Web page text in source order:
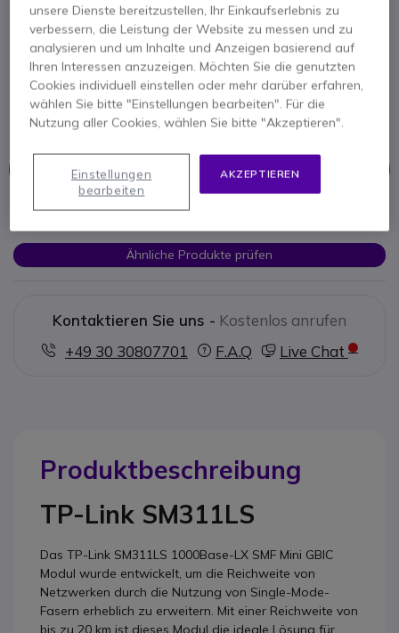
Module
Produkt-Referenz: TPSM311LS // Hersteller-Referenz: SM311LS
Erweitert die Netzwerkreichweite mit Single-
Mode-Fasern über bis zu 20 km.
Dieses Produkt wird nicht mehr hergestellt
Hier finden Sie eine Übersicht ähnlicher Produkte.
Ähnliche Produkte prüfen
Kontaktieren Sie uns - Kostenlos anrufen
+49 30 30807701
F.A.Q Live Chat
Produktbeschreibung
TP-Link SM311LS
Das TP-Link SM311LS 1000Base-LX SMF Mini GBIC
Modul wurde entwickelt, um die Reichweite von
Netzwerken durch die Nutzung von Single-Mode-
Fasern erheblich zu erweitern. Mit einer Reichweite von
bis zu 20 km ist dieses Modul die ideale Lösung für
unsere Dienste bereitzustellen, Ihr Einkaufserlebnis zu
verbessern, die Leistung der Website zu messen und zu
analysieren und um Inhalte und Anzeigen basierend auf
Ihren Interessen anzuzeigen. Möchten Sie die genutzten
Cookies individuell einstellen oder mehr darüber erfahren,
wählen Sie bitte "Einstellungen bearbeiten". Für die
Nutzung aller Cookies, wählen Sie bitte "Akzeptieren".
AKZEPTIEREN
Einstellungen
bearbeiten